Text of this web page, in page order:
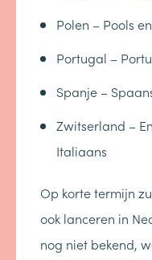
Polen – Pools
Portugal –
Spanje –
Zwitserland –
Italiaans
Op korte termijn
ook lanceren in
nog niet bekend,